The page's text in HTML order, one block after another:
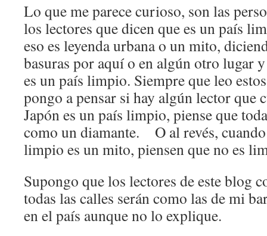
Lo que me parece curioso, son las
los lectores que dicen que es un país
eso es leyenda urbana o un mito,
basuras por aquí o en algún otro lugar
es un país limpio. Siempre que leo
pongo a pensar si hay algún lector que
Japón es un país limpio, piense que
como un diamante. O al revés,
limpio es un mito, piensen que no es
Supongo que los lectores de este blog
todas las calles serán como las de mi
en el país aunque no lo explique.